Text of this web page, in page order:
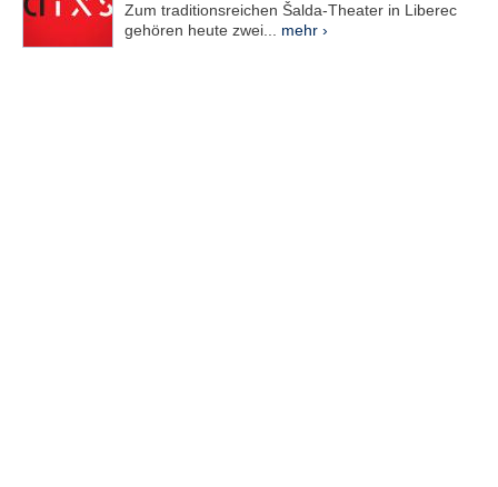
Zum traditionsreichen Šalda-Theater in Liberec
gehören heute zwei... mehr ›